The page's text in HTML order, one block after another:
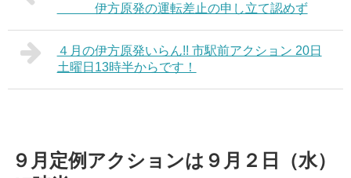
伊方原発の運転差止の申し立て認めず
４月の伊方原発いらん!! 市駅前アクション 20日
土曜日13時半からです！
９月定例アクションは９月２日（水）